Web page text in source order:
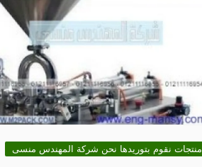
منتجات نقوم بتوريدها نحن شركة المهندس منسى